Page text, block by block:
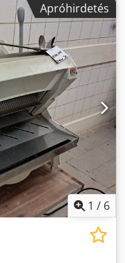
nyelven.
Apróhirdetés
1 / 6